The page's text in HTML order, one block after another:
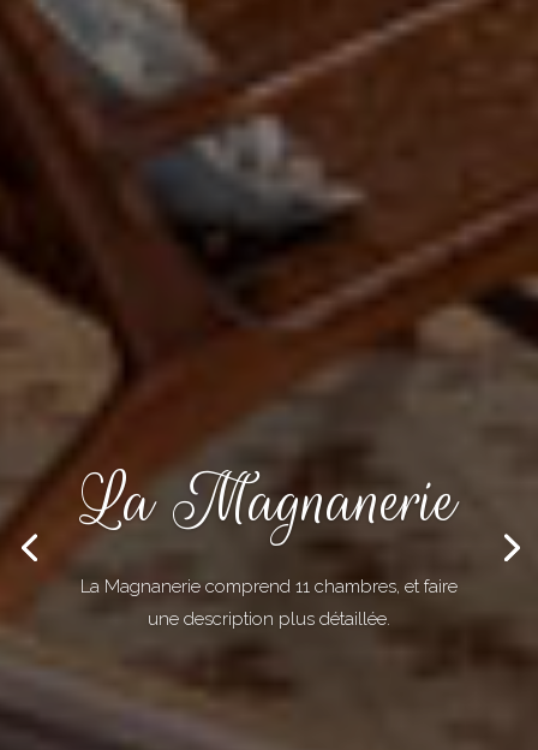
La Magnanerie
La Magnanerie comprend 11 chambres, et faire
une description plus détaillée.